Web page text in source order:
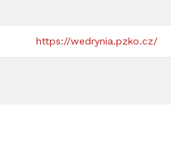
https://wedrynia.pzko.cz/